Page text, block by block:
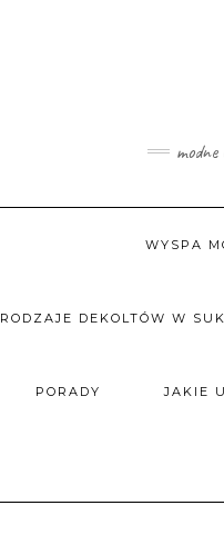
WYSPA
RODZAJE DEKOLTÓW W
PORADY JAKIE